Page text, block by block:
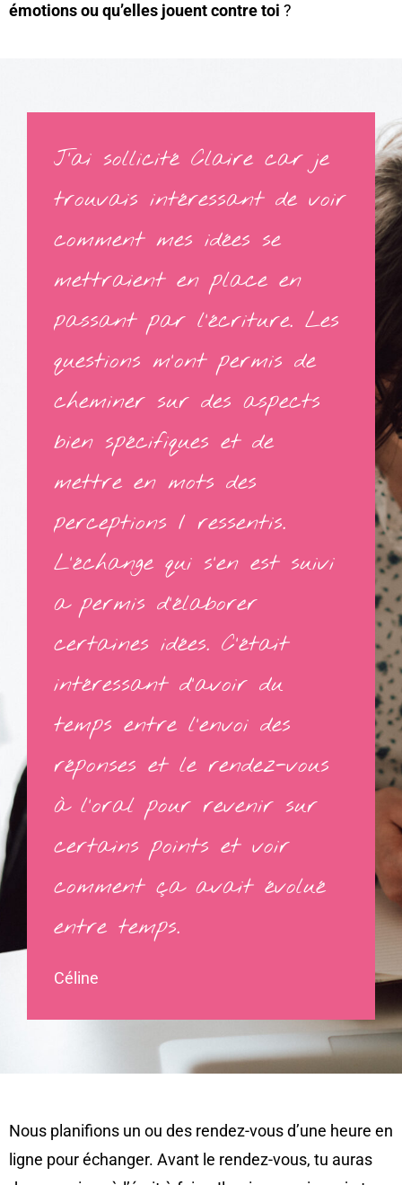
émotions ou qu’elles jouent contre toi ?
J’ai sollicité Claire car je
trouvais intéressant de voir
comment mes idées se
mettraient en place en
passant par l’écriture. Les
questions m’ont permis de
cheminer sur des aspects
bien spécifiques et de
mettre en mots des
perceptions / ressentis.
L’échange qui s’en est suivi
a permis d’élaborer
certaines idées. C’était
intéressant d’avoir du
temps entre l’envoi des
réponses et le rendez-vous
à l’oral pour revenir sur
certains points et voir
comment ça avait évolué
entre temps.
Céline
Nous planifions un ou des rendez-vous d’une heure en
ligne pour échanger. Avant le rendez-vous, tu auras